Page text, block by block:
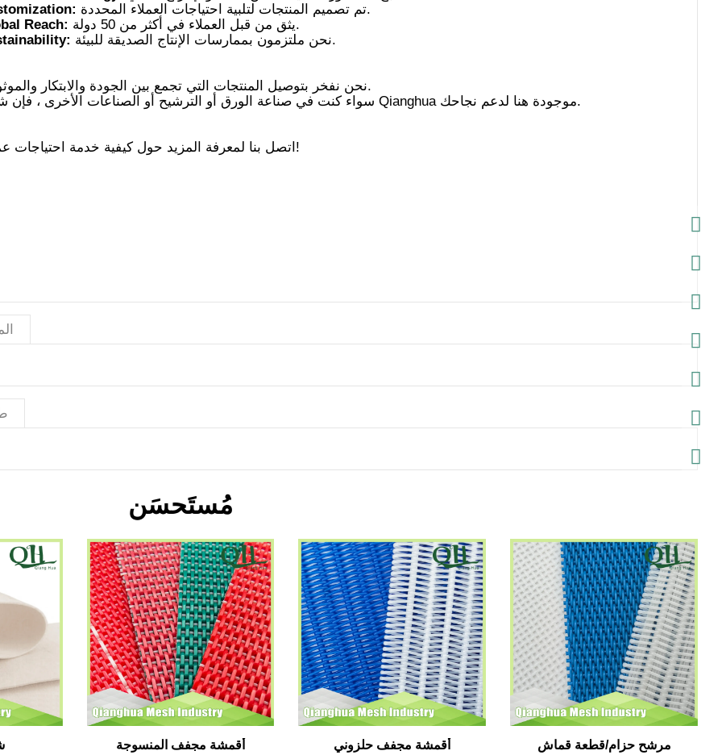
Reach:
نحن نفخر بتوصيل المنتجات التي تجمع بين الجودة والابتكار والموثوقية.
اتصل بنا لمعرفة المزيد حول كيفية خدمة احتياجات عملك!
مُستَحسَن
أقمشة مجفف المنسوجة أقمشة مجفف حلزوني مرشح حزام/قطعة قماش